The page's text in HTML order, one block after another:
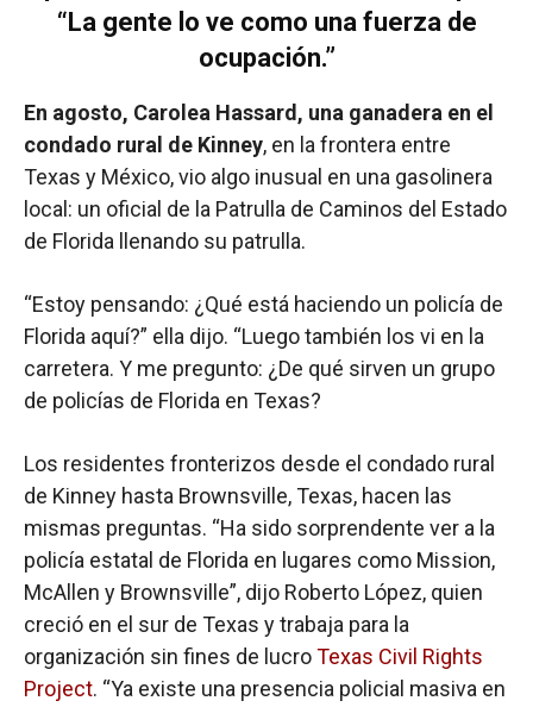
“La gente lo ve como una fuerza de
ocupación.”
En agosto, Carolea Hassard, una ganadera en el
condado rural de Kinney, en la frontera entre
Texas y México, vio algo inusual en una gasolinera
local: un oficial de la Patrulla de Caminos del Estado
de Florida llenando su patrulla.
“Estoy pensando: ¿Qué está haciendo un policía de
Florida aquí?” ella dijo. “Luego también los vi en la
carretera. Y me pregunto: ¿De qué sirven un grupo
de policías de Florida en Texas?
Los residentes fronterizos desde el condado rural
de Kinney hasta Brownsville, Texas, hacen las
mismas preguntas. “Ha sido sorprendente ver a la
policía estatal de Florida en lugares como Mission,
McAllen y Brownsville”, dijo Roberto López, quien
creció en el sur de Texas y trabaja para la
organización sin fines de lucroTexas Civil Rights
Project. “Ya existe una presencia policial masiva en